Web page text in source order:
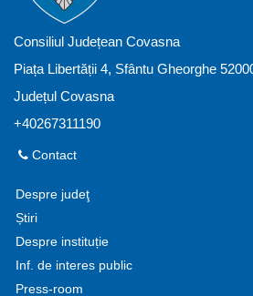
Consiliul Județean Covasna
Piața Libertății 4, Sfântu Gheorghe
Județul Covasna
+40267311190
Contact
Despre judeţ
Știri
Despre instituție
Inf. de interes public
Press-room